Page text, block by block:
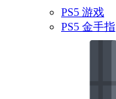
PS5 游戏
PS5 金手指